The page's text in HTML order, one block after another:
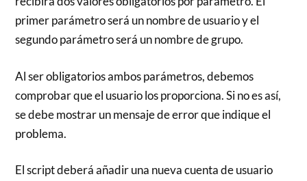
primer parámetro será un nombre de usuario y el
segundo parámetro será un nombre de grupo.
Al ser obligatorios ambos parámetros, debemos
comprobar que el usuario los proporciona. Si no es así,
se debe mostrar un mensaje de error que indique el
problema.
El script deberá añadir una nueva cuenta de usuario